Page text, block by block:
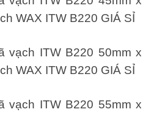
WAX ITW B220 GIÁ SỈ
vạch ITW B220 50mm x
WAX ITW B220 GIÁ SỈ
vạch ITW B220 55mm x